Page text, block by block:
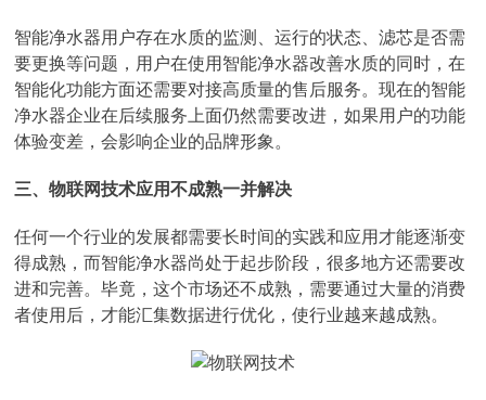
智能净水器用户存在水质的监测、运行的状态、滤芯是否需
要更换等问题，用户在使用智能净水器改善水质的同时，在
智能化功能方面还需要对接高质量的售后服务。现在的智能
净水器企业在后续服务上面仍然需要改进，如果用户的功能
体验变差，会影响企业的品牌形象。
三、物联网技术应用不成熟一并解决
任何一个行业的发展都需要长时间的实践和应用才能逐渐变
得成熟，而智能净水器尚处于起步阶段，很多地方还需要改
进和完善。毕竟，这个市场还不成熟，需要通过大量的消费
者使用后，才能汇集数据进行优化，使行业越来越成熟。